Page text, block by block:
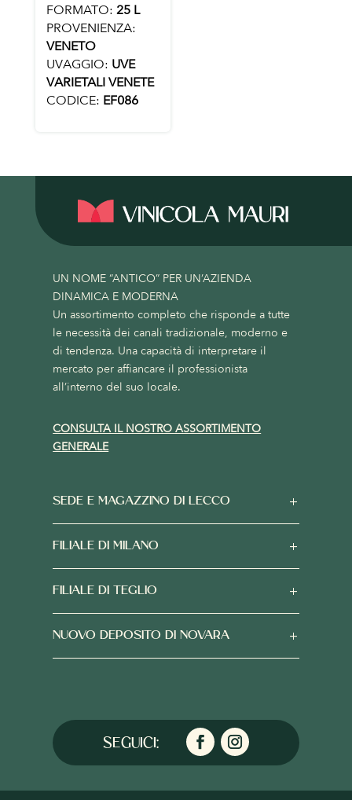
FORMATO: 25 L
PROVENIENZA:
VENETO
UVAGGIO: UVE
VARIETALI VENETE
CODICE: EF086
UN NOME “ANTICO” PER UN’AZIENDA
DINAMICA E MODERNA
Un assortimento completo che risponde a tutte
le necessità dei canali tradizionale, moderno e
di tendenza. Una capacità di interpretare il
mercato per affiancare il professionista
all’interno del suo locale.
CONSULTA IL NOSTRO ASSORTIMENTO
GENERALE
SEDE E MAGAZZINO DI LECCO
FILIALE DI MILANO
FILIALE DI TEGLIO
NUOVO DEPOSITO DI NOVARA